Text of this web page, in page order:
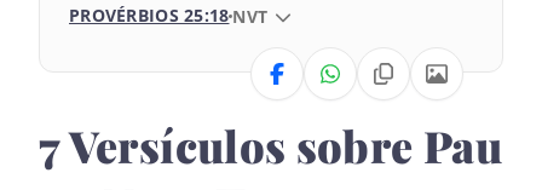
PROVÉRBIOS 25:18 VERSÃO DA BÍBLIA
NVT
VERSÃO
Nova Versão Internacional
7 Versículos sobre Pau